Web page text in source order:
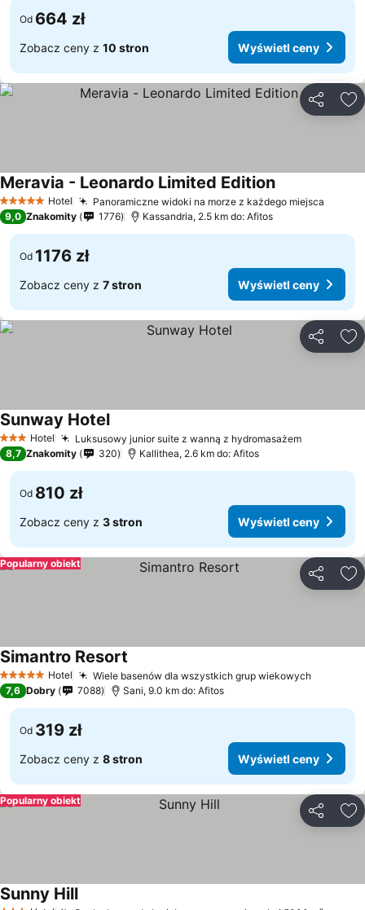
Od 664 zł
Zobacz ceny z 10 stron Wyświetl ceny
5 KategoriaHotel Panoramiczne widoki na morze z każdego miejsca
Meravia - Leonardo Limited Edition
9,0 Znakomity 1776 Kassandria, 2.5 km do: Afitos
Od 1176 zł
Zobacz ceny z 7 stron Wyświetl ceny
3 Kategoria
Hotel Luksusowy junior suite z wanną z hydromasażem
Sunway Hotel
8,7 Znakomity 320 Kallithea, 2.6 km do: Afitos
Od 810 zł
Zobacz ceny z 3 stron Wyświetl ceny
Popularny obiekt
5 KategoriaHotel Wiele basenów dla wszystkich grup wiekowych
Simantro Resort
7,6 Dobry 7088 Sani, 9.0 km do: Afitos
Od 319 zł
Zobacz ceny z 8 stron Wyświetl ceny
Popularny obiekt
Sunny Hill